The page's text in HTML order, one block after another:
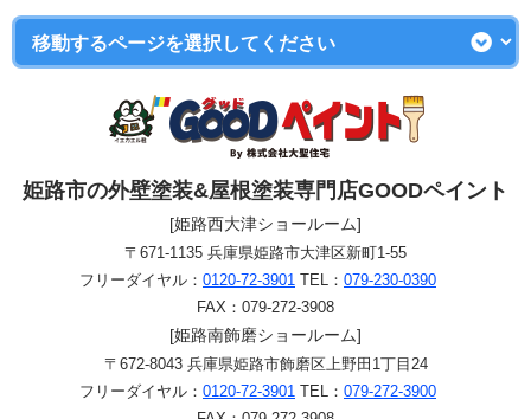
姫路市の外壁塗装&屋根塗装専門店GOODペイント
[姫路西大津ショールーム]
〒671-1135 兵庫県姫路市大津区新町1-55
フリーダイヤル： 0120-72-3901 TEL： 079-230-0390
FAX：079-272-3908
[姫路南飾磨ショールーム]
〒672-8043 兵庫県姫路市飾磨区上野田1丁目24
フリーダイヤル： 0120-72-3901 TEL： 079-272-3900